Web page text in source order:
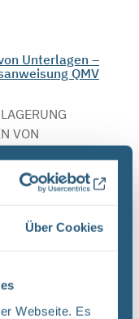
Über Cookies
Webseite. Es
Unterlagen –
QMV
VON